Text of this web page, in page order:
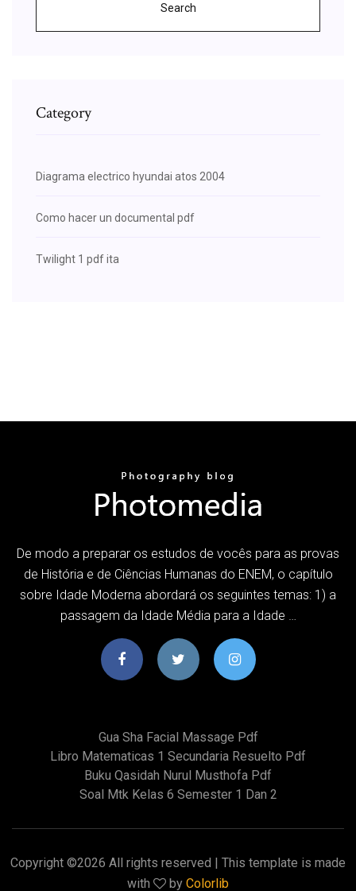
Search
Category
Diagrama electrico hyundai atos 2004
Como hacer un documental pdf
Twilight 1 pdf ita
De modo a preparar os estudos de vocês para as provas
de História e de Ciências Humanas do ENEM, o capítulo
sobre Idade Moderna abordará os seguintes temas: 1) a
passagem da Idade Média para a Idade …
Gua Sha Facial Massage Pdf
Libro Matematicas 1 Secundaria Resuelto Pdf
Buku Qasidah Nurul Musthofa Pdf
Soal Mtk Kelas 6 Semester 1 Dan 2
Copyright ©2026 All rights reserved | This template is made
with
by Colorlib